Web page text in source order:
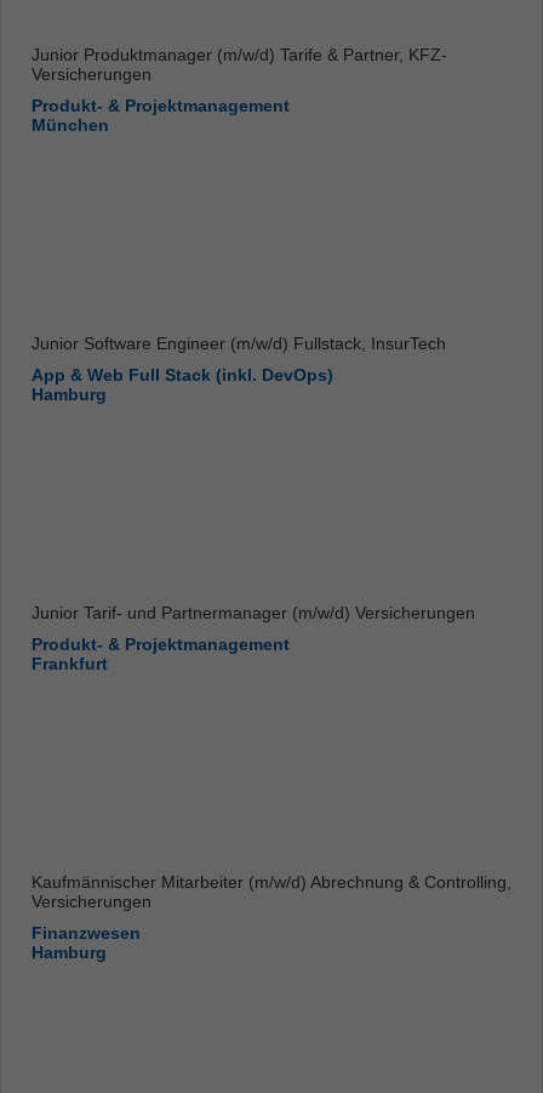
Junior Produktmanager (m/w/d) Tarife & Partner, KFZ-
Versicherungen
Produkt- & Projektmanagement
München
Junior Software Engineer (m/w/d) Fullstack, InsurTech
App & Web Full Stack (inkl. DevOps)
Hamburg
Junior Tarif- und Partnermanager (m/w/d) Versicherungen
Produkt- & Projektmanagement
Frankfurt
Kaufmännischer Mitarbeiter (m/w/d) Abrechnung & Controlling,
Versicherungen
Finanzwesen
Hamburg